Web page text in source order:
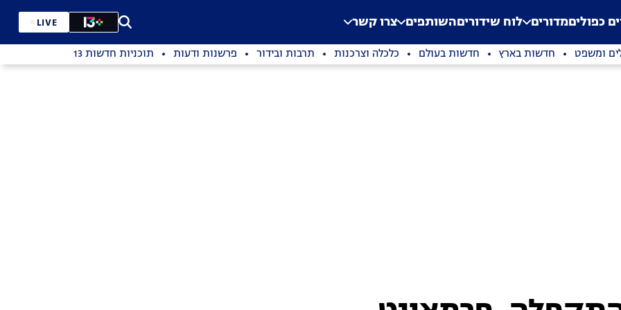
Application error: a
. כפוליםמדורים לוח שידוריםהשותפים צרו קשר LIVE
ומשפט חדשות בארץ חדשות בעולם כלכלה וצרכנות תרבות ובידור פרשנות ודעות תוכניות חדשות 13